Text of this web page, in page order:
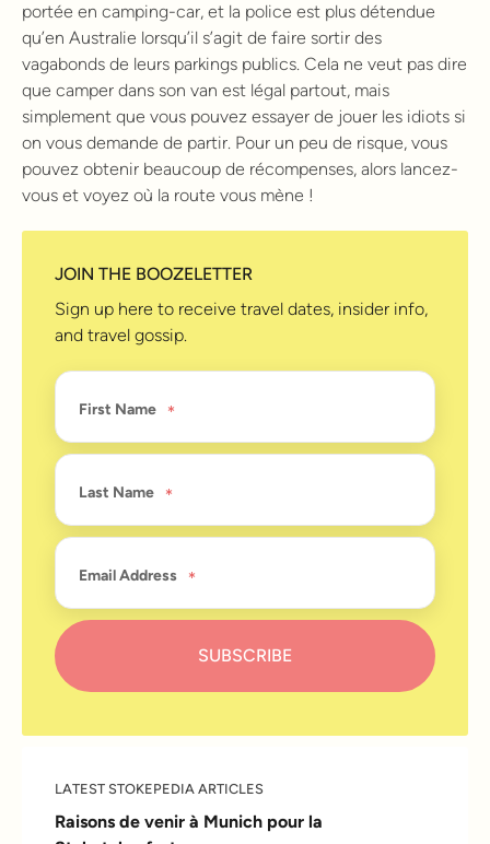
portée en camping-car, et la police est plus détendue
qu’en Australie lorsqu’il s’agit de faire sortir des
vagabonds de leurs parkings publics. Cela ne veut pas dire
que camper dans son van est légal partout, mais
simplement que vous pouvez essayer de jouer les idiots si
on vous demande de partir. Pour un peu de risque, vous
pouvez obtenir beaucoup de récompenses, alors lancez-
vous et voyez où la route vous mène !
JOIN THE BOOZELETTER
Sign up here to receive travel dates, insider info,
and travel gossip.
First Name
Last Name
Email Address
LATEST STOKEPEDIA ARTICLES
Raisons de venir à Munich pour la